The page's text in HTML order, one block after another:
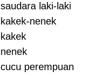
saudara laki-laki
kakek-nenek
kakek
nenek
cucu perempuan